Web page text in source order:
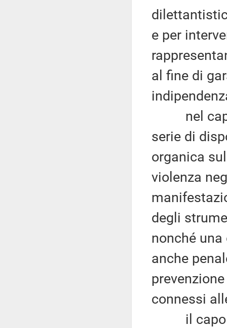
e per
al fine di
nel capo
serie di
organica
violenza
degli
nonché
anche
connessi
il capo IV